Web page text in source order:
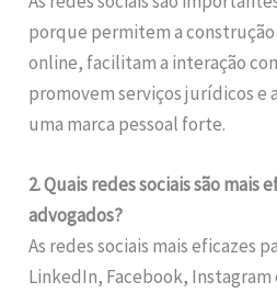
porque permitem a
online, facilitam a interação
promovem serviços jurídicos e
uma marca pessoal forte.
2. Quais redes sociais são mais
advogados?
As redes sociais mais eficazes
LinkedIn, Facebook, Instagram